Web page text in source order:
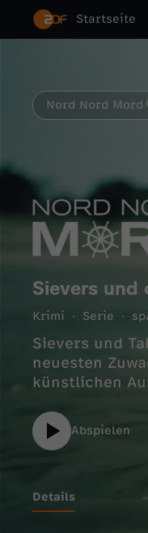
Startseite
Nord Nord Mord
Sievers und
Krimi Serie
Sievers und
neuesten
künstlichen
Abspielen
Details